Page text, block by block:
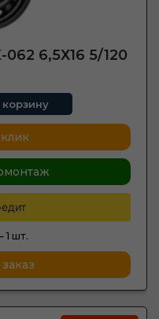
6,5Х16 5/120
корзину
1 шт.